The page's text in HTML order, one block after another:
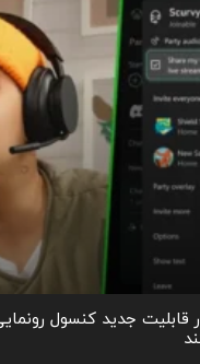
جدید کنسول